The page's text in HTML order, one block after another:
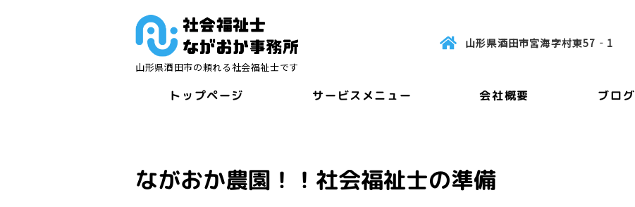
山形県酒田市の頼れる社会福祉士です
山形県酒田市宮海字村東57‐1
トップページ サービスメニュー 会社概要 ブログ
ながおか農園！！社会福祉士の準備